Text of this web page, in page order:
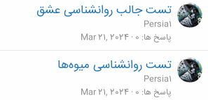
تست جالب روانشناسی عشق
Persia1
پاسخ ها 0
Mar 21, 2024
تست روانشناسی میوه‌ها
Persia1
پاسخ ها 0
Mar 21, 2024